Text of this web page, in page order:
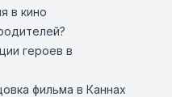
в кино
героев в
фильма в Каннах